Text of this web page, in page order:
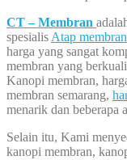
CT – Membran
spesialis Atap membran
harga yang sangat
membran yang
Kanopi membran,
membran semarang,
menarik dan beberapa
Selain itu, Kami
kanopi membran,